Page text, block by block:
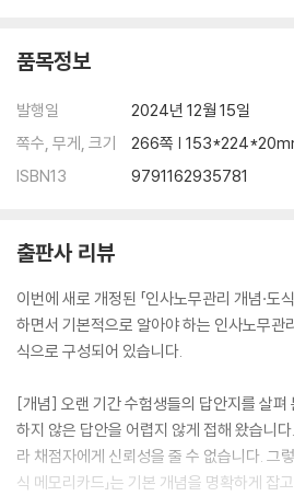
046. 직무특성모델(Job Characteristic
an, 1977))
048. 사회·기술시스템 모형
049. Argyris(1957)의 성숙-미성숙이론
052. 수직적 직무확대화와 수평적 직무확대
054. 직무교차(overlapped workplace)
055. 직무순환(job rotation)
056. 자율적 작업팀(autonomous work
058. job crafting
059. 인력계획전략, 인력적응전략
060. 인적자원계획의 개념과 Flow (= 인적
061. 정원관리의 개념, 거시적·미시적 정원
품목정보
발행일
2024년 12월 15일
쪽수, 무게, 크기
266쪽 |
ISBN13
9791162935781
출판사 리뷰
이번에 새로 개정된 「인사노무관리 개념·도
하면서 기본적으로 알아야 하는 인사노무관
식으로 구성되어 있습니다.
[개념] 오랜 기간 수험생들의 답안지를 살펴
하지 않은 답안을 어렵지 않게 접해 왔습니
라 채점자에게 신뢰성을 줄 수 없습니다. 그
식 메모리카드」는 기본 개념을 명확하게 잡